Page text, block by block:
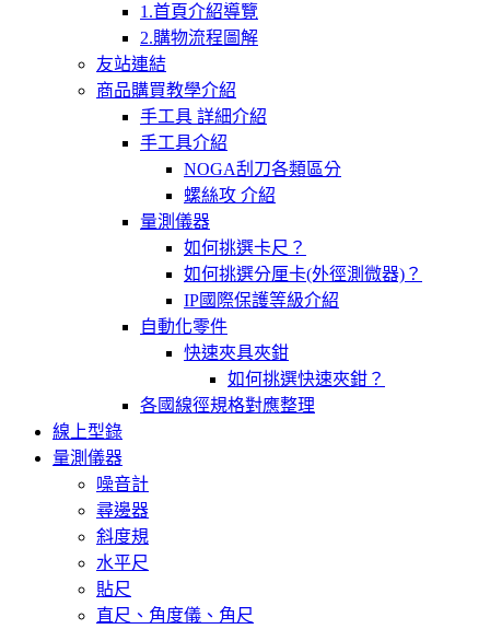
1.首頁介紹導覽
2.購物流程圖解
友站連結
商品購買教學介紹
手工具 詳細介紹
手工具介紹
NOGA刮刀各類區分
螺絲攻 介紹
量測儀器
如何挑選卡尺？
如何挑選分厘卡(外徑測微器)？
IP國際保護等級介紹
自動化零件
快速夾具夾鉗
如何挑選快速夾鉗？
各國線徑規格對應整理
線上型錄
量測儀器
噪音計
尋邊器
斜度規
水平尺
貼尺
直尺、角度儀、角尺